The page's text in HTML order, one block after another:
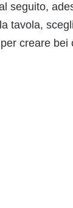
seguito,
tavola,
creare bei